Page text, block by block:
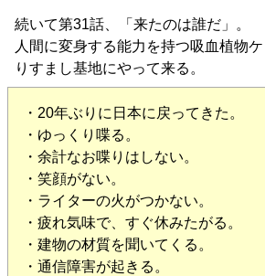
続いて第31話、「来たのは誰だ」。
人間に変身する能力を持つ吸血植物
りすまし基地にやって来る。
・20年ぶりに日本に戻ってきた。
・ゆっくり喋る。
・余計なお喋りはしない。
・笑顔がない。
・ライターの火がつかない。
・疲れ気味で、すぐ休みたがる。
・建物の材質を聞いてくる。
・通信障害が起きる。